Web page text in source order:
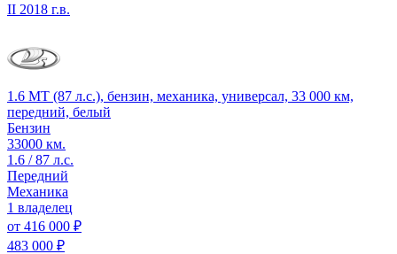
II 2018 г.в.
1.6 MT (87 л.с.), бензин, механика, универсал, 33 000 км,
передний, белый
Бензин
33000 км.
1.6 / 87 л.с.
Передний
Механика
1 владелец
от 416 000 ₽
483 000 ₽